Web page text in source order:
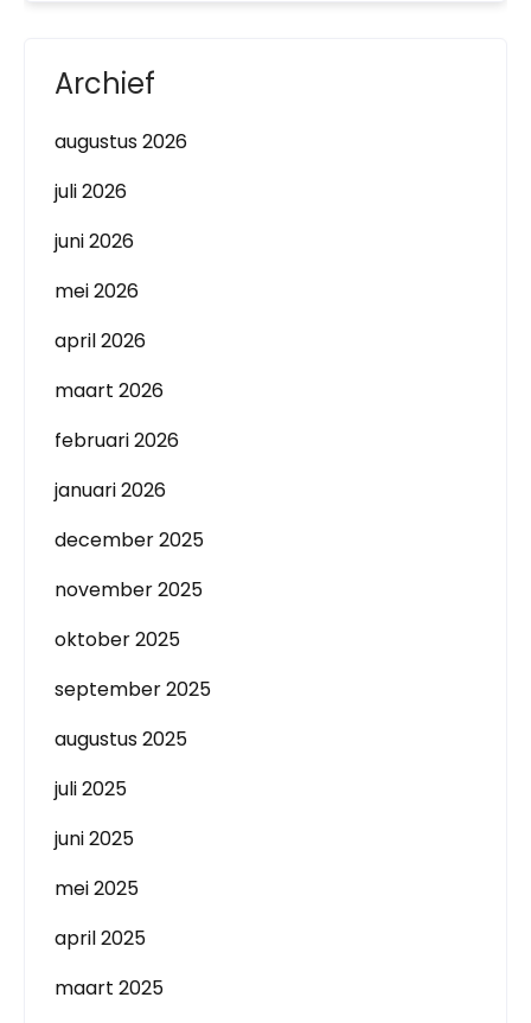
Archief
augustus 2026
juli 2026
juni 2026
mei 2026
april 2026
maart 2026
februari 2026
januari 2026
december 2025
november 2025
oktober 2025
september 2025
augustus 2025
juli 2025
juni 2025
mei 2025
april 2025
maart 2025